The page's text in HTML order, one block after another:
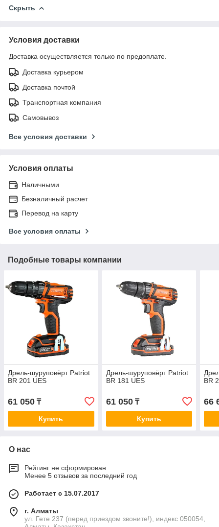
Скрыть
Условия доставки
Доставка осуществляется только по предоплате.
Доставка курьером
Доставка почтой
Транспортная компания
Самовывоз
Все условия доставки
Условия оплаты
Наличными
Безналичный расчет
Перевод на карту
Все условия оплаты
Подобные товары компании
Дрель-шуруповёрт Patriot
BR 201 UES
61 050 ₸
Купить
Дрель-шуруповёрт Patriot
BR 181 UES
61 050₸
Купить
BR
66
О нас
Рейтинг не сформирован
Менее 5 отзывов за последний год
Работает с 15.07.2017
г. Алматы
ул. Гете 237 (перед приездом звоните!), индекс 050054,